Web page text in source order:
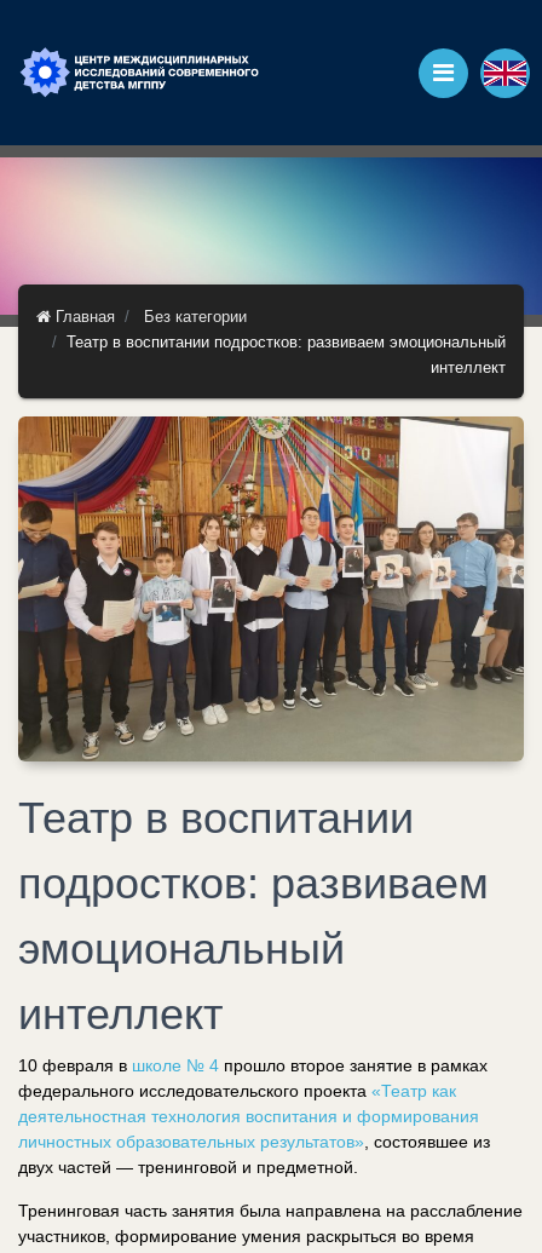
Главная
Без категории
Театр в воспитании подростков: развиваем эмоциональный
интеллект
Театр в воспитании
подростков: развиваем
эмоциональный
интеллект
10 февраля в школе № 4 прошло второе занятие в рамках
федерального исследовательского проекта «Театр как
деятельностная технология воспитания и формирования
личностных образовательных результатов» , состоявшее из
двух частей — тренинговой и предметной.
Тренинговая часть занятия была направлена на расслабление
участников, формирование умения раскрыться во время